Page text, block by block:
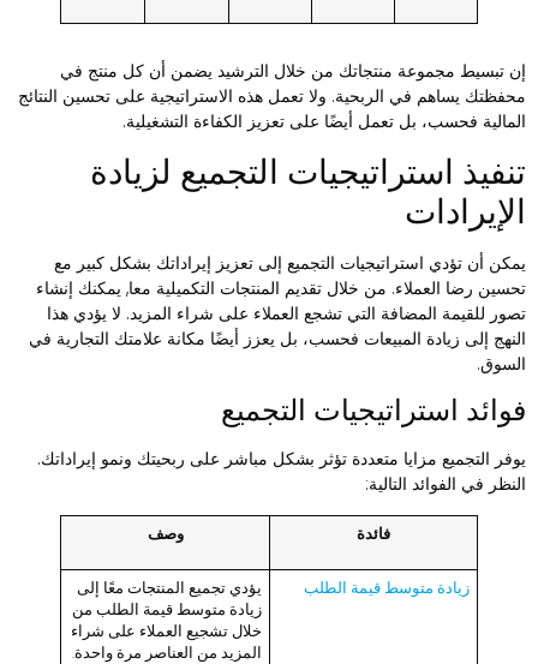
تبسيط مجموعة منتجاتك من خلال الترشيد يضمن أن كل منتج في
يساهم في الربحية. ولا تعمل هذه الاستراتيجية على تحسين النتائج
فحسب، بل تعمل أيضًا على تعزيز الكفاءة التشغيلية.
استراتيجيات التجميع لزيادة
أن تؤدي استراتيجيات التجميع إلى تعزيز إيراداتك بشكل كبير مع
رضا العملاء. من خلال تقديم المنتجات التكميلية معا, يمكنك إنشاء
للقيمة المضافة التي تشجع العملاء على شراء المزيد. لا يؤدي هذا
إلى زيادة المبيعات فحسب، بل يعزز أيضًا مكانة علامتك التجارية في
استراتيجيات التجميع
التجميع مزايا متعددة تؤثر بشكل مباشر على ربحيتك ونمو إيراداتك.
في الفوائد التالية:
فائدة وصف
زيادة متوسط ​​قيمة الطلب
يؤدي تجميع المنتجات معًا إلى
زيادة متوسط ​​قيمة الطلب من
خلال تشجيع العملاء على شراء
المزيد من العناصر مرة واحدة.